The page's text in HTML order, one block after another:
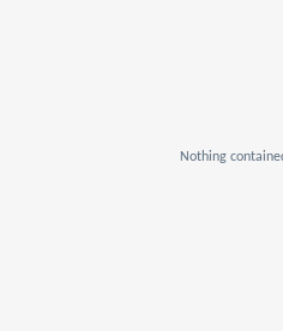
Nothing